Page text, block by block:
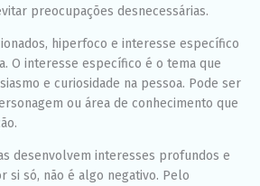
preocupações desnecessárias.
hiperfoco e interesse específico
O interesse específico é o tema que
e curiosidade na pessoa. Pode ser
ou área de conhecimento que
desenvolvem interesses profundos e
si só, não é algo negativo. Pelo
aumenta a
conteúdo e
ofertas
personalizadas.